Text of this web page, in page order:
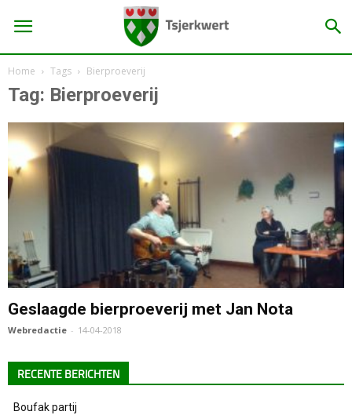
Home Tags Bierproeverij
Tag: Bierproeverij
Geslaagde bierproeverij met Jan Nota
Webredactie - 14-04-2018
RECENTE BERICHTEN
Boufak partij